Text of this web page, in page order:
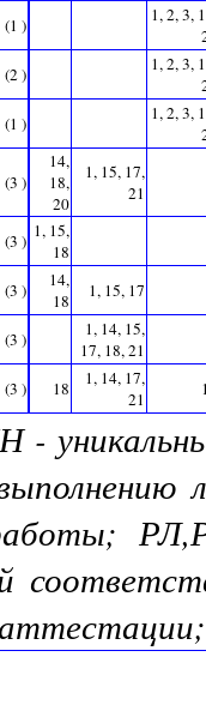
(1 )
1, 2, 3,
(2 )
1, 2, 3,
(1 )
1, 2, 3,
(3 )
14,
18,
20
1, 15, 17,
21
(3 ) 1, 15,
18
(3 )
14,
18
1, 15, 17
(3 )
1, 14, 15,
17, 18, 21
(3 ) 18
1, 14, 17,
21